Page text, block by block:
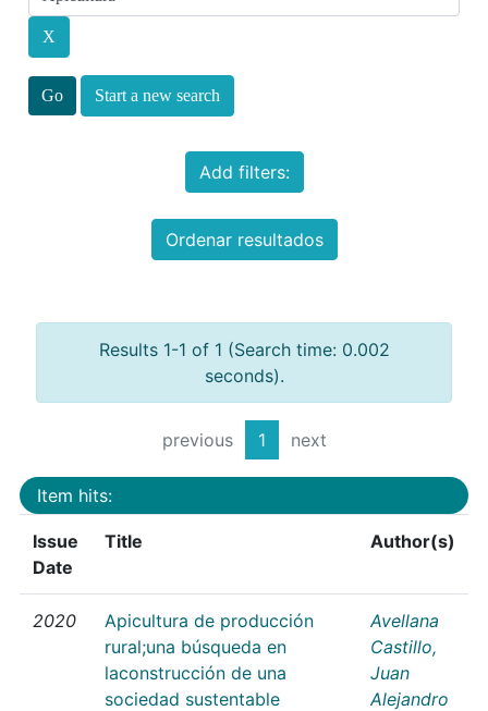
Start a new search
Add filters:
Ordenar resultados
Results 1-1 of 1 (Search time: 0.002
seconds).
previous 1 next
Item hits:
Issue
Date
Title Author(s)
2020
Apicultura de producción
rural;una búsqueda en
laconstrucción de una
sociedad sustentable
Avellana
Castillo,
Juan
Alejandro